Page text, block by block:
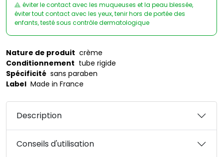
éviter le contact avec les muqueuses et la peau blessée,
éviter tout contact avec les yeux, tenir hors de portée des
enfants, testé sous contrôle dermatologique
Nature de produit crème
Conditionnement tube rigide
Spécificité sans paraben
Label Made in France
Description
Conseils d'utilisation